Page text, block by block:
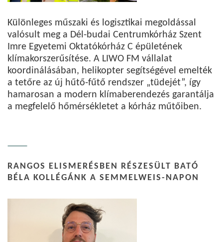
Különleges műszaki és logisztikai megoldással
valósult meg a Dél-budai Centrumkórház Szent
Imre Egyetemi Oktatókórház C épületének
klímakorszerűsítése. A LIWO FM vállalat
koordinálásában, helikopter segítségével emelték
a tetőre az új hűtő-fűtő rendszer „tüdejét”, így
hamarosan a modern klímaberendezés garantálja
a megfelelő hőmérsékletet a kórház műtőiben.
RANGOS ELISMERÉSBEN RÉSZESÜLT BATÓ
BÉLA KOLLÉGÁNK A SEMMELWEIS-NAPON